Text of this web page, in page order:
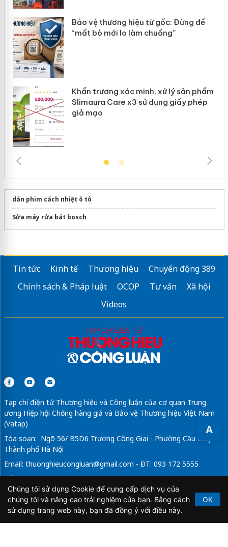
A
Bảo vệ thương hiệu từ gốc: Đừng để
“mất bò mới lo làm chuồng”
Khẩn trương xác minh, xử lý sản phẩm
Slimaura Care x3 sử dụng giấy phép
giả mạo
dán phim cách nhiệt ô tô
Sửa máy rửa bát bosch
Tin tức Kinh tế Thương hiệu
Chuyển động 389
Chính sách & Pháp luật
OCOP Tư vấn
Xã hội
Videos
Tạp chí điện tử Thương hiệu và Công luận của cơ quan Trung
ương Hiệp hội Chống hàng giả và Bảo vệ Thương hiệu Việt Nam
(Vatap)
Tòa soạn: Ngõ 56/ B5D6 Trương Công Giai - Phường Cầu Giấy -
Thành phố Hà Nội
Email: thuonghieucongluan@gmail.com - ĐT: 093 172 5555
Tổng Biên Tập: Vũ Đức Thuận
Giấy phép hoạt động báo chí điện tử số 64/GP-BTTTT do Bộ
Thông tin và Truyền thông cấp ngày 21/2/2020.
Chúng tôi sử dụng Cookie để cung cấp dịch vụ của
chúng tôi và nâng cao trải nghiệm của bạn. Bằng cách
sử dụng trang web này, bạn đã đồng ý với điều này.
OK